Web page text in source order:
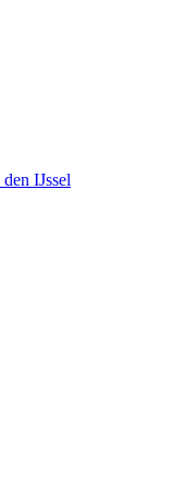
IJssel